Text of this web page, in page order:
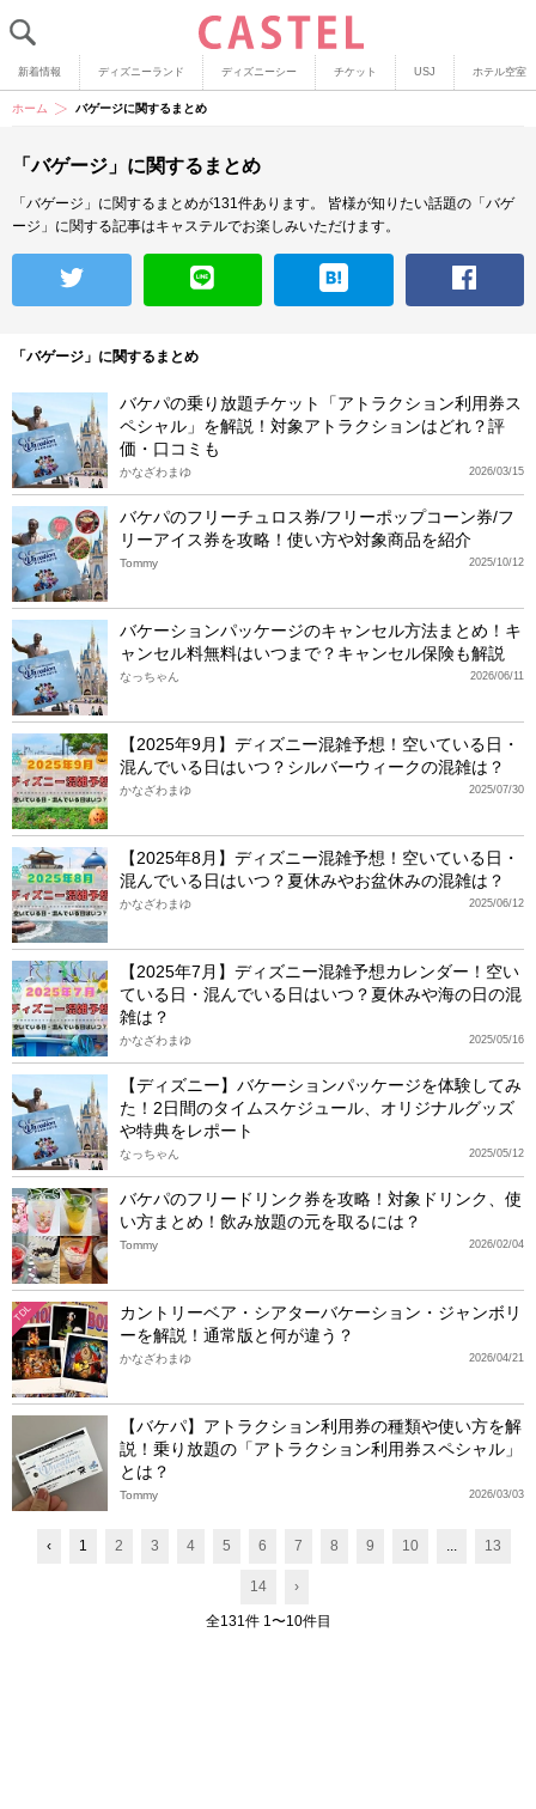
新着情報 ディズニーランド ディズニーシー チケット USJ ホテル空室
ホーム バゲージに関するまとめ
「バゲージ」に関するまとめ
「バゲージ」に関するまとめが131件あります。
皆様が知りたい話題の「バゲ
ージ」に関する記事はキャステルでお楽しみいただけます。
「バゲージ」に関するまとめ
バケパの乗り放題チケット「アトラクション利用券ス
ペシャル」を解説！対象アトラクションはどれ？評
価・口コミも
2026/03/15
かなざわまゆ
バケパのフリーチュロス券/フリーポップコーン券/フ
リーアイス券を攻略！使い方や対象商品を紹介
2025/10/12
Tommy
バケーションパッケージのキャンセル方法まとめ！キ
ャンセル料無料はいつまで？キャンセル保険も解説
2026/06/11
なっちゃん
【2025年9月】ディズニー混雑予想！空いている日・
混んでいる日はいつ？シルバーウィークの混雑は？
2025/07/30
かなざわまゆ
【2025年8月】ディズニー混雑予想！空いている日・
混んでいる日はいつ？夏休みやお盆休みの混雑は？
2025/06/12
かなざわまゆ
【2025年7月】ディズニー混雑予想カレンダー！空い
ている日・混んでいる日はいつ？夏休みや海の日の混
雑は？
2025/05/16
かなざわまゆ
【ディズニー】バケーションパッケージを体験してみ
た！2日間のタイムスケジュール、オリジナルグッズ
や特典をレポート
2025/05/12
なっちゃん
バケパのフリードリンク券を攻略！対象ドリンク、使
い方まとめ！飲み放題の元を取るには？
2026/02/04
Tommy
TDL
カントリーベア・シアターバケーション・ジャンボリ
ーを解説！通常版と何が違う？
2026/04/21
かなざわまゆ
【バケパ】アトラクション利用券の種類や使い方を解
説！乗り放題の「アトラクション利用券スペシャル」
とは？
2026/03/03
Tommy
‹ 1 2 3 4 5 6 7 8 9 10 ... 13
14 ›
全131件 1〜10件目